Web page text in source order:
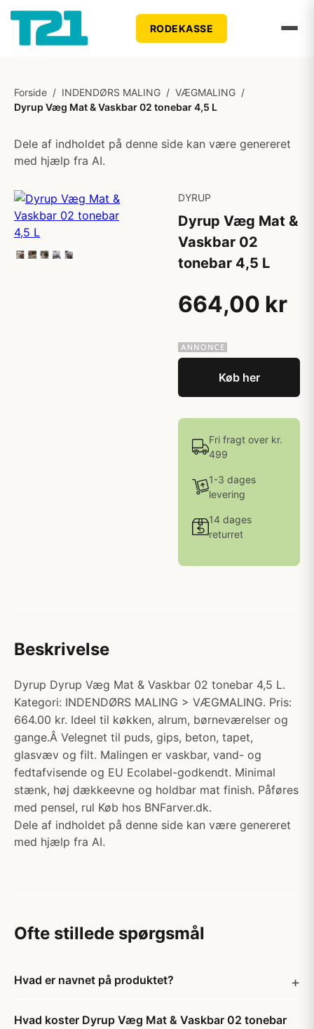
RODEKASSE
Forside / INDENDØRS MALING / VÆGMALING /
Dyrup Væg Mat & Vaskbar 02 tonebar 4,5 L
Dele af indholdet på denne side kan være genereret
med hjælp fra AI.
DYRUP
Dyrup Væg Mat &
Vaskbar 02
tonebar 4,5 L
664,00 kr
Køb her
Fri fragt over kr.
499
1-3 dages
levering
14 dages
returret
Beskrivelse
Dyrup Dyrup Væg Mat & Vaskbar 02 tonebar 4,5 L.
Kategori: INDENDØRS MALING > VÆGMALING. Pris:
664.00 kr. Ideel til køkken, alrum, børneværelser og
gange.Â Velegnet til puds, gips, beton, tapet,
glasvæv og filt. Malingen er vaskbar, vand- og
fedtafvisende og EU Ecolabel-godkendt. Minimal
stænk, høj dækkeevne og holdbar mat finish. Påføres
med pensel, rul Køb hos BNFarver.dk.
Dele af indholdet på denne side kan være genereret
med hjælp fra AI.
Ofte stillede spørgsmål
Hvad er navnet på produktet?
Hvad koster Dyrup Væg Mat & Vaskbar 02 tonebar